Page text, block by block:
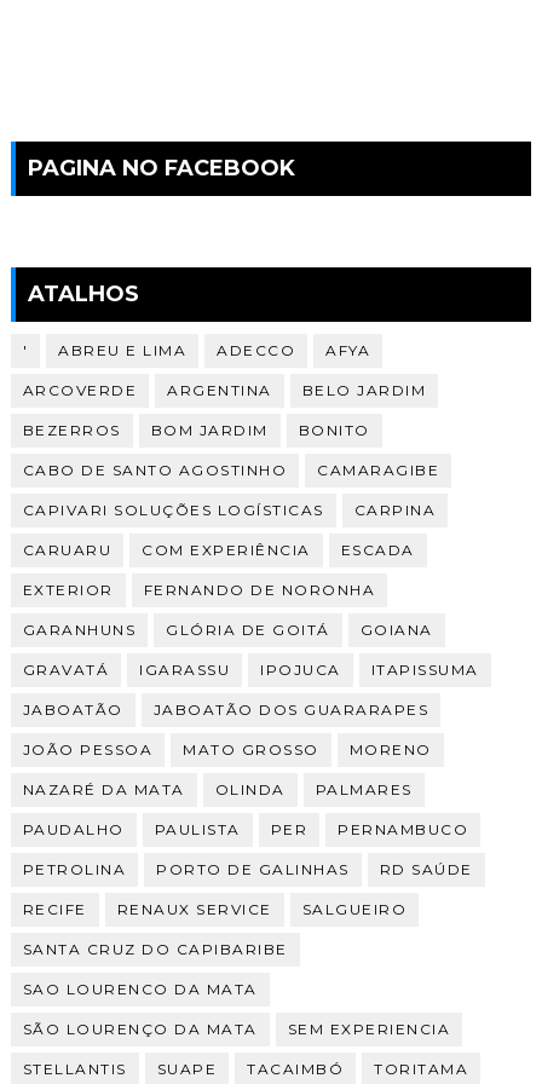
PAGINA NO FACEBOOK
ATALHOS
' ABREU E LIMA ADECCO AFYA
ARCOVERDE ARGENTINA BELO JARDIM
BEZERROS BOM JARDIM BONITO
CABO DE SANTO AGOSTINHO CAMARAGIBE
CAPIVARI SOLUÇÕES LOGÍSTICAS CARPINA
CARUARU COM EXPERIÊNCIA ESCADA
EXTERIOR FERNANDO DE NORONHA
GARANHUNS GLÓRIA DE GOITÁ GOIANA
GRAVATÁ IGARASSU IPOJUCA ITAPISSUMA
JABOATÃO JABOATÃO DOS GUARARAPES
JOÃO PESSOA MATO GROSSO MORENO
NAZARÉ DA MATA OLINDA PALMARES
PAUDALHO PAULISTA PER PERNAMBUCO
PETROLINA PORTO DE GALINHAS RD SAÚDE
RECIFE RENAUX SERVICE SALGUEIRO
SANTA CRUZ DO CAPIBARIBE
SAO LOURENCO DA MATA
SÃO LOURENÇO DA MATA SEM EXPERIENCIA
STELLANTIS SUAPE TACAIMBÓ TORITAMA